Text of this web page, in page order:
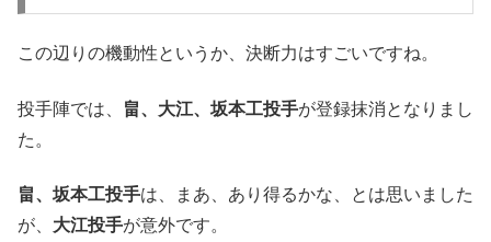
この辺りの機動性というか、決断力はすごいですね。
投手陣では、 畠、大江、坂本工投手が登録抹消となりまし
た。
畠、坂本工投手は、まあ、あり得るかな、とは思いました
が、 大江投手が意外です。